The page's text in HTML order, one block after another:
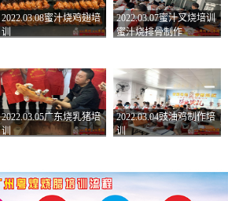
2022.03.08蜜汁烧鸡翅培
训
2022.03.07蜜汁叉烧培训
蜜汁烧排骨制作
2022.03.05广东烧乳猪培
训
2022.03.04豉油鸡制作培
训